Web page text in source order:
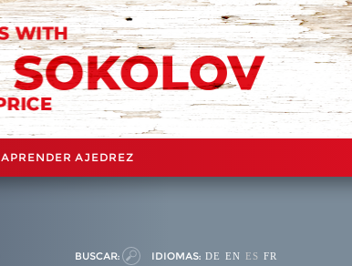
APRENDER AJEDREZ
BUSCAR: IDIOMAS: DE EN ES FR